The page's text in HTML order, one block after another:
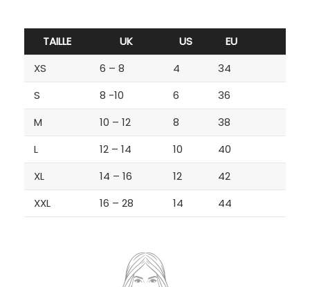
TAILLE UK US
EU
XS
6 – 8 4
34
S
8 -10 6
36
M
10 – 12 8
38
L
12 – 14 10
40
XL
14 – 16 12
42
XXL
16 – 28 14 44